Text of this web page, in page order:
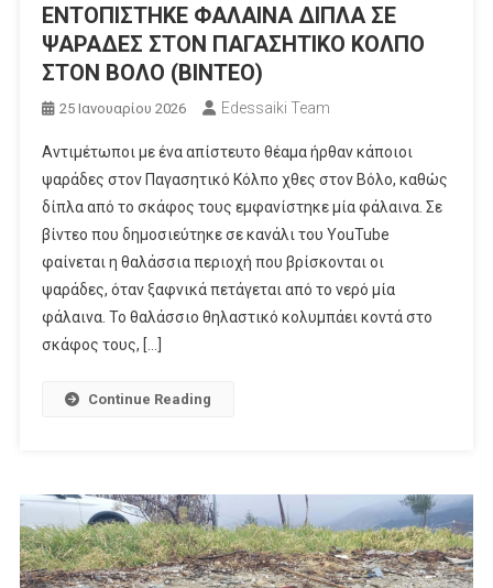
ΕΝΤΟΠΙΣΤΗΚΕ ΦΑΛΑΙΝΑ ΔΙΠΛΑ ΣΕ
ΨΑΡΑΔΕΣ ΣΤΟΝ ΠΑΓΑΣΗΤΙΚΟ ΚΟΛΠΟ
ΣΤΟΝ ΒΟΛΟ (ΒΙΝΤΕΟ)
25 Ιανουαρίου 2026 Edessaiki Team
Αντιμέτωποι με ένα απίστευτο θέαμα ήρθαν κάποιοι
ψαράδες στον Παγασητικό Κόλπο χθες στον Βόλο, καθώς
δίπλα από το σκάφος τους εμφανίστηκε μία φάλαινα. Σε
βίντεο που δημοσιεύτηκε σε κανάλι του YouTube
φαίνεται η θαλάσσια περιοχή που βρίσκονται οι
ψαράδες, όταν ξαφνικά πετάγεται από το νερό μία
φάλαινα. Το θαλάσσιο θηλαστικό κολυμπάει κοντά στο
σκάφος τους, […]
Continue Reading